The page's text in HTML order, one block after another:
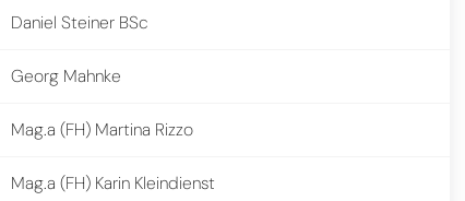
Daniel Steiner BSc
Georg Mahnke
Mag.a (FH) Martina Rizzo
Mag.a (FH) Karin Kleindienst